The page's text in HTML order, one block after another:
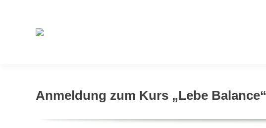
Anmeldung zum Kurs „Lebe Balance“